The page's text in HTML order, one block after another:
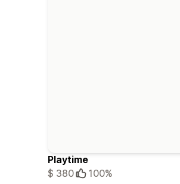
Playtime
$ 380
100%